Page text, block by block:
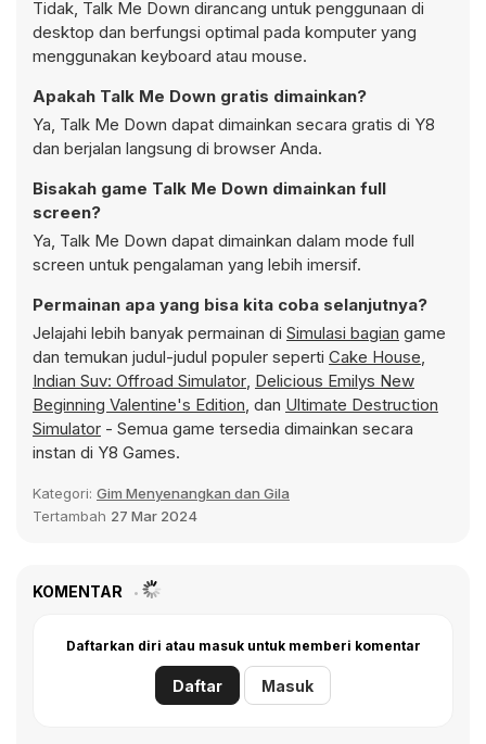
Tidak, Talk Me Down dirancang untuk penggunaan di
desktop dan berfungsi optimal pada komputer yang
menggunakan keyboard atau mouse.
Apakah Talk Me Down gratis dimainkan?
Ya, Talk Me Down dapat dimainkan secara gratis di Y8
dan berjalan langsung di browser Anda.
Bisakah game Talk Me Down dimainkan full
screen?
Ya, Talk Me Down dapat dimainkan dalam mode full
screen untuk pengalaman yang lebih imersif.
Permainan apa yang bisa kita coba selanjutnya?
Jelajahi lebih banyak permainan di Simulasi bagian game
dan temukan judul-judul populer seperti Cake House,
Indian Suv: Offroad Simulator, Delicious Emilys New
Beginning Valentine's Edition, dan Ultimate Destruction
Simulator - Semua game tersedia dimainkan secara
instan di Y8 Games.
Kategori: Gim Menyenangkan dan Gila
Tertambah 27 Mar 2024
KOMENTAR
Daftarkan diri atau masuk untuk memberi komentar
Daftar Masuk